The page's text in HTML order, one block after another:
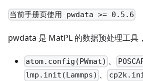
当前手册页使用 pwdata >= 0.5.6
pwdata 是 MatPL 的数据预处理工具
atom.config(PWmat) 、
lmp.init(Lammps) 、